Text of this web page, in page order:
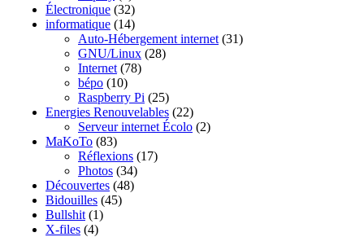
Électronique (32)
informatique (14)
Auto-Hébergement internet (31)
GNU/Linux (28)
Internet (78)
bépo (10)
Raspberry Pi (25)
Energies Renouvelables (22)
Serveur internet Écolo (2)
MaKoTo (83)
Réflexions (17)
Photos (34)
Découvertes (48)
Bidouilles (45)
Bullshit (1)
X-files (4)